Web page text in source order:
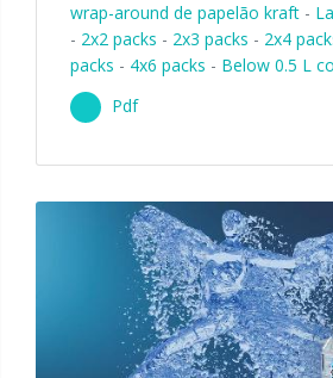
wrap-around de papelão kraft -
- 2x2 packs - 2x3 packs - 2x4
packs - 4x6 packs - Below 0.5 L
Pdf